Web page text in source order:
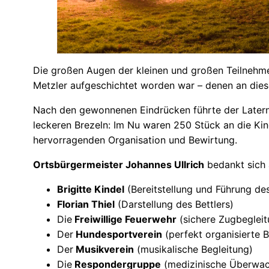
Die großen Augen der kleinen und großen
Metzler aufgeschichtet worden war – denen an
Nach den gewonnenen Eindrücken führte der
leckeren Brezeln: Im Nu waren 250 Stück an die
hervorragenden Organisation und Bewirtung.
Ortsbürgermeister Johannes Ullrich bedankt sich
Brigitte Kindel (Bereitstellung und Führung
Florian Thiel (Darstellung des Bettlers)
Die Freiwillige Feuerwehr (sichere
Der Hundesportverein (perfekt organisierte
Der Musikverein (musikalische Begleitung)
Die Respondergruppe (medizinische